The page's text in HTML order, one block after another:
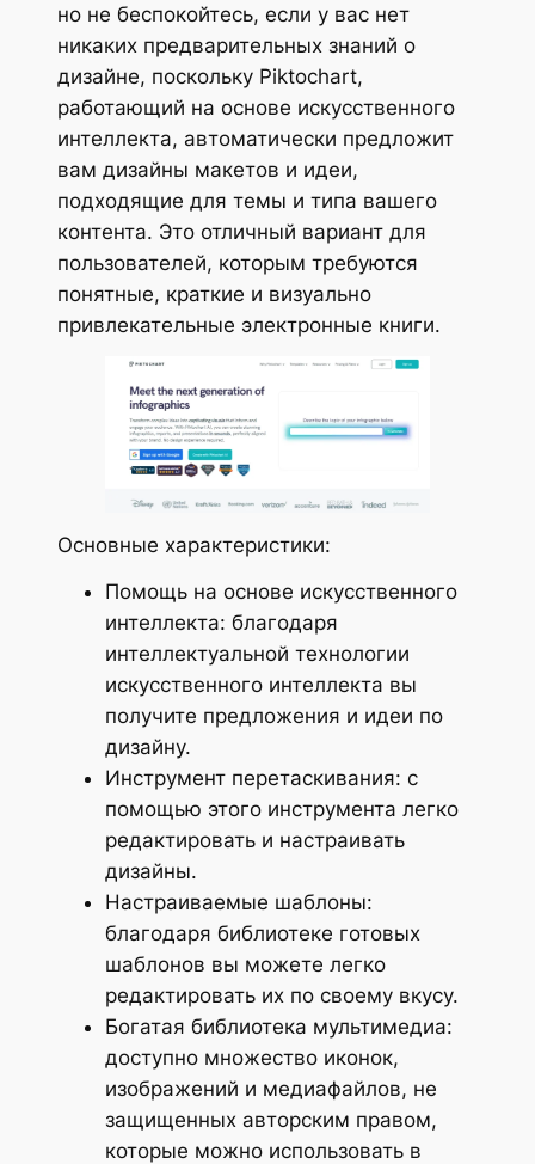
но не беспокойтесь, если у вас нет
никаких предварительных знаний о
дизайне, поскольку Piktochart,
работающий на основе искусственного
интеллекта, автоматически предложит
вам дизайны макетов и идеи,
подходящие для темы и типа вашего
контента. Это отличный вариант для
пользователей, которым требуются
понятные, краткие и визуально
привлекательные электронные книги.
Основные характеристики:
Помощь на основе искусственного
интеллекта: благодаря
интеллектуальной технологии
искусственного интеллекта вы
получите предложения и идеи по
дизайну.
Инструмент перетаскивания: с
помощью этого инструмента легко
редактировать и настраивать
дизайны.
Настраиваемые шаблоны:
благодаря библиотеке готовых
шаблонов вы можете легко
редактировать их по своему вкусу.
Богатая библиотека мультимедиа:
доступно множество иконок,
изображений и медиафайлов, не
защищенных авторским правом,
которые можно использовать в